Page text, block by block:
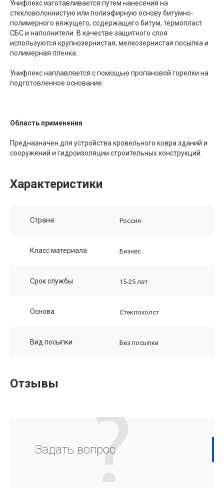
Унифлекс изготавливается путем нанесения на
стекловолокнистую или полиэфирную основу битумно-
полимерного вяжущего, содержащего битум, термопласт
СБС и наполнители. В качестве защитного слоя
используются крупнозернис­тая, мелкозернистая посыпка и
полимерная пленка.
Унифлекс наплавляется с помощью пропановой горелки на
подготовленное основание.
Область применения
Предназначен для устройства кровельного ковра зданий и
сооружений и гидроизоляции строительных конструкций.
Характеристики
Страна Россия
Класс материала Бизнес
Срок службы 15-25 лет
Основа Стеклохолст
Вид посыпки Без посыпки
Отзывы
Задать вопрос